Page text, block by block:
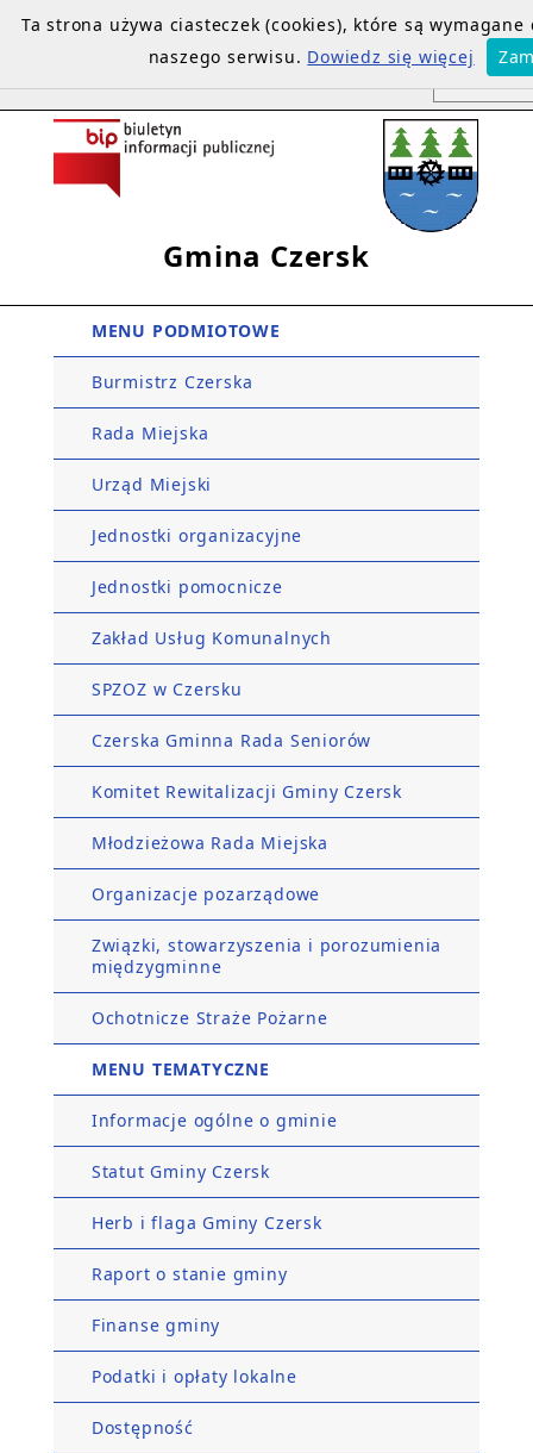
Gmina Czersk
MENU PODMIOTOWE
Burmistrz Czerska
Rada Miejska
Urząd Miejski
Jednostki organizacyjne
Jednostki pomocnicze
Zakład Usług Komunalnych
SPZOZ w Czersku
Czerska Gminna Rada Seniorów
Komitet Rewitalizacji Gminy Czersk
Młodzieżowa Rada Miejska
Organizacje pozarządowe
Związki, stowarzyszenia i porozumienia
międzygminne
Ochotnicze Straże Pożarne
MENU TEMATYCZNE
Informacje ogólne o gminie
Statut Gminy Czersk
Herb i flaga Gminy Czersk
Raport o stanie gminy
Finanse gminy
Podatki i opłaty lokalne
Dostępność
Ta strona używa ciasteczek (cookies), które są
naszego serwisu. Dowiedz się więcej